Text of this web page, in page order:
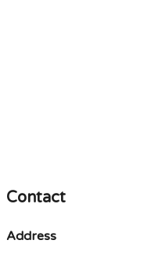
Contact
Address